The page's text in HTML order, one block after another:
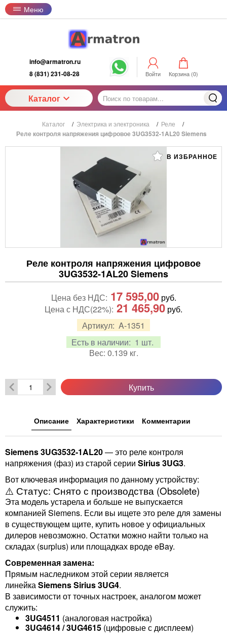
Меню
info@armatron.ru
8 (831) 231-08-28
Войти Корзина (0)
Каталог
Каталог / Электрика и электроника / Реле /
Реле контроля напряжения цифровое 3UG3532-1AL20 Siemens
В ИЗБРАННОЕ
Реле контроля напряжения цифровое
3UG3532-1AL20 Siemens
Артикул: A-1351
Есть в наличии: 1 шт.
Вес: 0.139 кг.
Цена без НДС: 17 595,00руб.
Цена с НДС(22%): 21 465,90 руб.
Купить
Описание Характеристики Комментарии
Siemens 3UG3532-1AL20— это реле контроля
напряжения (фаз) из старой серии Sirius 3UG3.
Вот ключевая информация по данному устройству:
⚠️ Статус: Снято с производства (Obsolete)
Эта модель устарела и больше не выпускается
компанией Siemens. Если вы ищете это реле для замены
в существующем щите, купить новое у официальных
дилеров невозможно. Остатки можно найти только на
складах (surplus) или площадках вроде eBay.
Современная замена:
Прямым наследником этой серии является
линейкаSiemens Sirius 3UG4.
В зависимости от точных настроек, аналогом может
служить:
3UG4511 (аналоговая настройка)
3UG4614 / 3UG4615 (цифровые с дисплеем)